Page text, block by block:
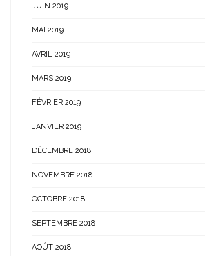
JUIN 2019
MAI 2019
AVRIL 2019
MARS 2019
FÉVRIER 2019
JANVIER 2019
DÉCEMBRE 2018
NOVEMBRE 2018
OCTOBRE 2018
SEPTEMBRE 2018
AOÛT 2018